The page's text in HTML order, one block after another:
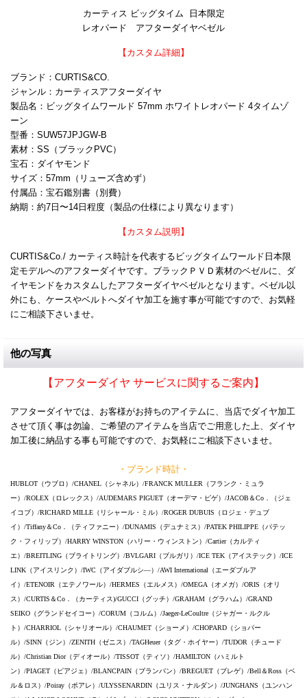
カーティス ビッグタイム 日本限定
レオパード アフターダイヤベゼル
【カスタム詳細】
ブランド：CURTIS&CO.
ジャンル：カーティスアフターダイヤ
製品名：ビッグタイムワールド 57mm ホワイトレオパード 4タイムゾ
ーン
型番：SUW57JPJGW-B
素材：SS（ブラックPVC）
宝石：ダイヤモンド
サイズ：57mm（リューズ含めず）
付属品：宝石鑑別書（別費）
納期：約7日〜14日程度（製品の仕様により異なります）
【カスタム説明】
CURTIS&Co./ カーティス時計を代表するビッグタイムワールド日本限
定モデルへのアフターダイヤです。ブラックＰＶＤ素材のベゼルに、ダ
イヤモンドをカスタムしたアフターダイヤベゼルとなります。ベゼル以
外にも、ケースやベルトへダイヤ加工を施す事が可能ですので、お気軽
にご相談下さいませ。
他の写真
【アフターダイヤ サービスに関するご案内】
アフターダイヤでは、お客様がお持ちのアイテムに、当店でダイヤ加工
させて頂く事は勿論、ご希望のアイテムを当店でご用意した上、ダイヤ
加工後に納品する事も可能ですので、お気軽にご相談下さいませ。
・ブランド時計・
HUBLOT（ウブロ）/CHANEL（シャネル）/FRANCK MULLER（フランク・ミュラ
ー）/ROLEX（ロレックス）/AUDEMARS PIGUET（オーデマ・ピゲ）/JACOB＆Co．（ジェ
イコブ）/RICHARD MILLE（リシャール・ミル）/ROGER DUBUIS（ロジェ・デュブ
イ）/Tiffany＆Co．（ティファニー）/DUNAMIS（デュナミス）/PATEK PHILIPPE（パテッ
ク・フィリップ）/HARRY WINSTON（ハリー・ウィンストン）/Cartier（カルティ
エ）/BREITLING（ブライトリング）/BVLGARI（ブルガリ）/ICE TEK（アイステック）/ICE
LINK（アイスリンク）/IWC（アイダブルシ―）/AWI International（エーダブルア
イ）/ETENOIR（エテノワール）/HERMES（エルメス）/OMEGA（オメガ）/ORIS（オリ
ス）/CURTIS＆Co．（カーティス)/GUCCI（グッチ）/GRAHAM（グラハム）/GRAND
SEIKO（グランドセイコー）/CORUM（コルム）/Jaeger-LeCoultre（ジャガー・ルクル
ト）/CHARRIOL（シャリオール）/CHAUMET（ショーメ）/CHOPARD（ショパー
ル）/SINN（ジン）/ZENITH（ゼニス）/TAGHeuer（タグ・ホイヤー）/TUDOR（チュード
ル）/Christian Dior（ディオール）/TISSOT（ティソ）/HAMILTON（ハミルト
ン）/PIAGET（ピアジェ）/BLANCPAIN（ブランパン）/BREGUET（ブレゲ）/Bell＆Ross（ベ
ル＆ロス）/Poiray（ポアレ）/ULYSSENARDIN（ユリス・ナルダン）/JUNGHANS（ユンハン